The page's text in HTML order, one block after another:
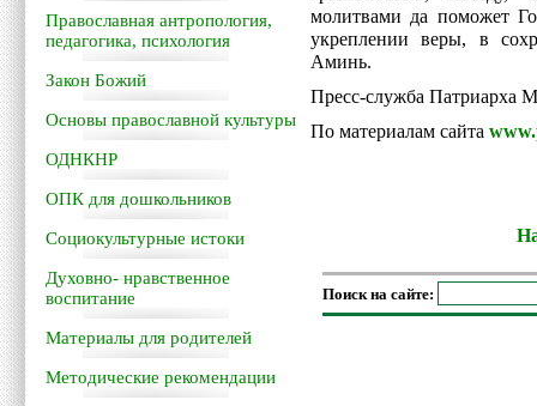
Православная антропология,
педагогика, психология
Закон Божий
Основы православной культуры
ОДНКНР
ОПК для дошкольников
Социокультурные истоки
Духовно- нравственное
воспитание
Материалы для родителей
Методические рекомендации
молитвами да поможет
укреплении веры, в
Аминь.
Пресс-служба Патриарха
По материалам сайта
Поиск на сайте: